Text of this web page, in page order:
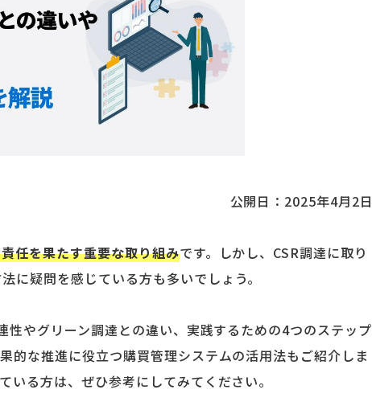
公開日： 2025年4月2日
任を果たす重要な取り組みです。しかし、CSR調達に取り
に疑問を感じている方も多いでしょう。
性やグリーン調達との違い、実践するための4つのステップ
的な推進に役立つ購買管理システムの活用法もご紹介しま
いる方は、ぜひ参考にしてみてください。